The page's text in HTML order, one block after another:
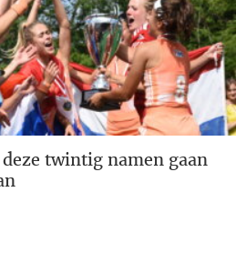
twintig namen gaan